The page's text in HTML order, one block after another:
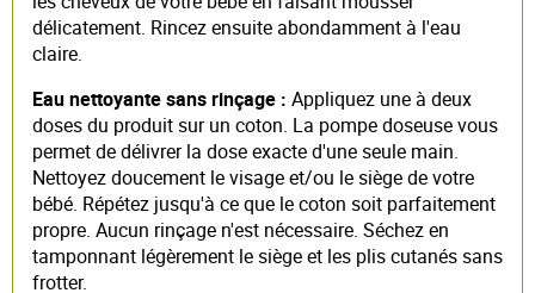
délicatement. Rincez ensuite abondamment à l'eau
claire.
Eau nettoyante sans rinçage : Appliquez une à deux
doses du produit sur un coton. La pompe doseuse vous
permet de délivrer la dose exacte d'une seule main.
Nettoyez doucement le visage et/ou le siège de votre
bébé. Répétez jusqu'à ce que le coton soit parfaitement
propre. Aucun rinçage n'est nécessaire. Séchez en
tamponnant légèrement le siège et les plis cutanés sans
frotter.